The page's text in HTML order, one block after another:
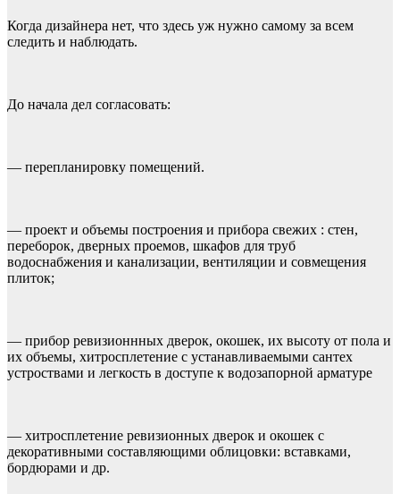
Когда дизайнера нет, что здесь уж нужно самому за всем
следить и наблюдать.
До начала дел согласовать:
— перепланировку помещений.
— проект и объемы построения и прибора свежих : стен,
переборок, дверных проемов, шкафов для труб
водоснабжения и канализации, вентиляции и совмещения
плиток;
— прибор ревизионнных дверок, окошек, их высоту от пола и
их объемы, хитросплетение с устанавливаемыми сантех
устроствами и легкость в доступе к водозапорной арматуре
— хитросплетение ревизионных дверок и окошек с
декоративными составляющими облицовки: вставками,
бордюрами и др.